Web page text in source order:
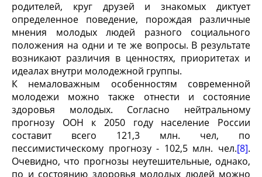
родителей, круг друзей и знакомых диктует
определенное поведение, порождая различные
мнения молодых людей разного социального
положения на одни и те же вопросы. В результате
возникают различия в ценностях, приоритетах и
идеалах внутри молодежной группы.
К немаловажным особенностям современной
молодежи можно также отнести и состояние
здоровья молодых. Согласно нейтральному
прогнозу ООН к 2050 году население России
составит всего 121,3 млн. чел, по
пессимистическому прогнозу - 102,5 млн. чел.[8].
Очевидно, что прогнозы неутешительные, однако,
по и состоянию здоровья молодых людей можно